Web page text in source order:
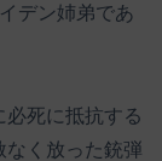
デン姉弟であ
死に抵抗する
なく放った銃弾